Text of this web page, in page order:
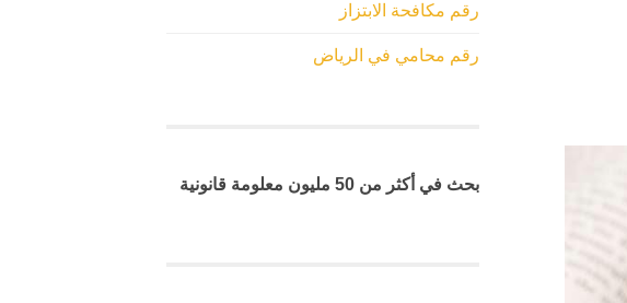
رقم مكافحة الابتزاز
رقم محامي في الرياض
بحث في أكثر من 50 مليون معلومة قانونية